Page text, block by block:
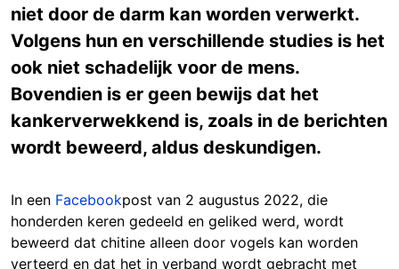
niet door de darm kan worden verwerkt.
Volgens hun en verschillende studies is het
ook niet schadelijk voor de mens.
Bovendien is er geen bewijs dat het
kankerverwekkend is, zoals in de berichten
wordt beweerd, aldus deskundigen.
In een Facebookpost van 2 augustus 2022, die
honderden keren gedeeld en geliked werd, wordt
beweerd dat chitine alleen door vogels kan worden
verteerd en dat het in verband wordt gebracht met